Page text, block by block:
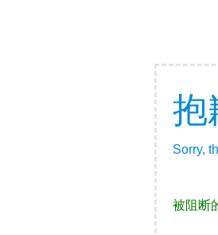
抱
Sorry,
被阻断